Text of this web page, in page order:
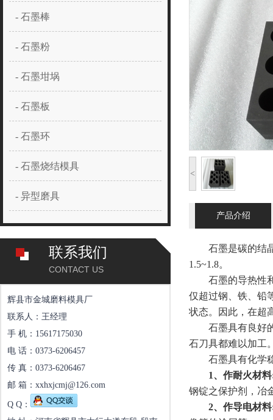
- 石墨棒
- 石墨粉
- 石墨坩埚
- 石墨板
- 石墨环
- 石墨烧结模具
- 异型磨具
联系我们
CONTACT US
辉县市金城磨料模具厂
联系人：王经理
手 机：15617175030
电 话：0373-6206457
传 真：0373-6206467
邮 箱：xxhxjcmj@126.com
Q Q：
<
产品介绍
石墨是碳的结晶
1.5~1.8。
石墨的导热性和
仅超过钢、铁、铅
状态。因此，在超
石墨具有良好的
石刀具都难以加工
石墨具有化学稳
1、作耐火材
钢锭之保护剂，冶
2、作导电材